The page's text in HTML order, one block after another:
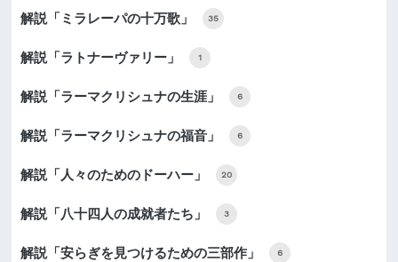
解説「ミラレーパの十万歌」 35
解説「ラトナーヴァリー」 1
解説「ラーマクリシュナの生涯」 6
解説「ラーマクリシュナの福音」 6
解説「人々のためのドーハー」 20
解説「八十四人の成就者たち」 3
解説「安らぎを見つけるための三部作」 6